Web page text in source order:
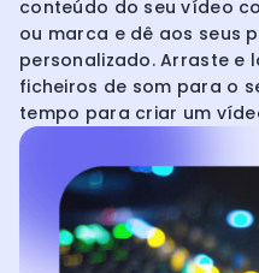
conteúdo do seu vídeo
ou marca e dê aos seus
personalizado. Arraste e
ficheiros de som para o
tempo para criar um